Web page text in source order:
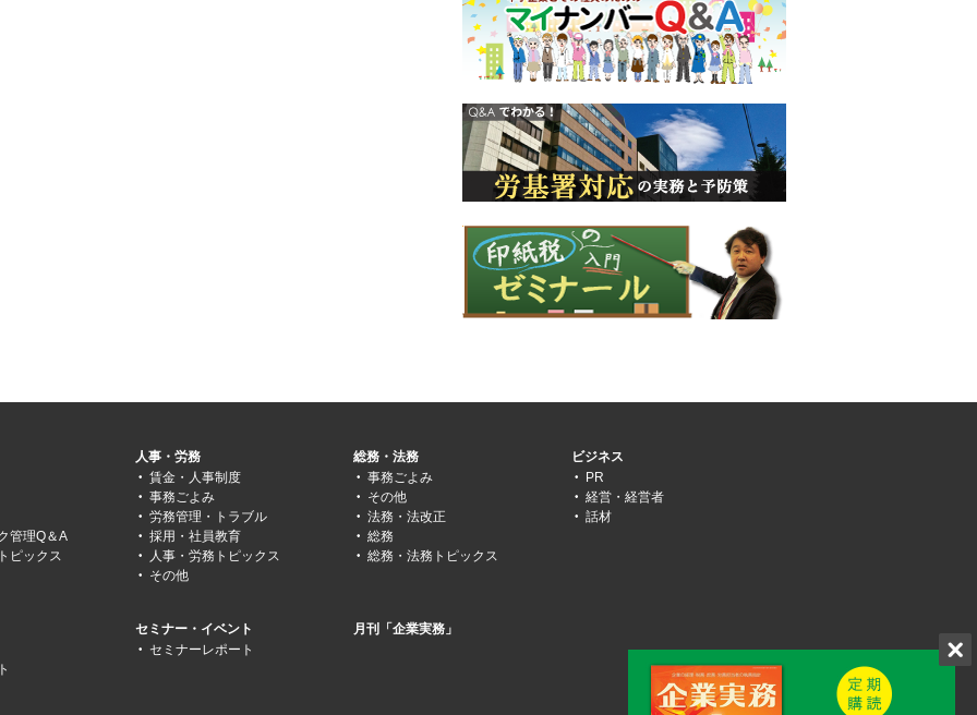
管理Q＆A
ピックス
人事・労務
賃金・人事制度
事務ごよみ
労務管理・トラブル
採用・社員教育
人事・労務トピックス
その他
総務・法務
事務ごよみ
その他
法務・法改正
総務
総務・法務トピックス
ビジネス
PR
経営・経営者
話材
セミナー・イベント
セミナーレポート
月刊「企業実務」